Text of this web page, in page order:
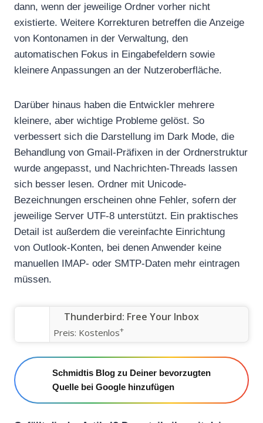
dann, wenn der jeweilige Ordner vorher nicht
existierte. Weitere Korrekturen betreffen die Anzeige
von Kontonamen in der Verwaltung, den
automatischen Fokus in Eingabefeldern sowie
kleinere Anpassungen an der Nutzeroberfläche.
Darüber hinaus haben die Entwickler mehrere
kleinere, aber wichtige Probleme gelöst. So
verbessert sich die Darstellung im Dark Mode, die
Behandlung von Gmail-Präfixen in der Ordnerstruktur
wurde angepasst, und Nachrichten-Threads lassen
sich besser lesen. Ordner mit Unicode-
Bezeichnungen erscheinen ohne Fehler, sofern der
jeweilige Server UTF-8 unterstützt. Ein praktisches
Detail ist außerdem die vereinfachte Einrichtung
von Outlook-Konten, bei denen Anwender keine
manuellen IMAP- oder SMTP-Daten mehr eintragen
müssen.
Thunderbird: Free Your Inbox
Preis: Kostenlos+
Schmidtis Blog zu Deiner bevorzugten
Quelle bei Google hinzufügen